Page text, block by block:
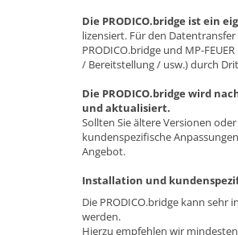
Die PRODICO.bridge ist ein
lizensiert. Für den
PRODICO.bridge und MP-
/ Bereitstellung / usw.) durch
Die PRODICO.bridge wird
und aktualisiert.
Sollten Sie ältere Versionen
kundenspezifische
Angebot.
Installation und
Die PRODICO.bridge kann
werden.
Hierzu empfehlen wir